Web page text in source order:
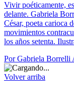
Vivir poéticamente,
delante. Gabriela
César, poeta carioca
movimientos
los años setenta.
Por Gabriela Borrelli
Volver arriba